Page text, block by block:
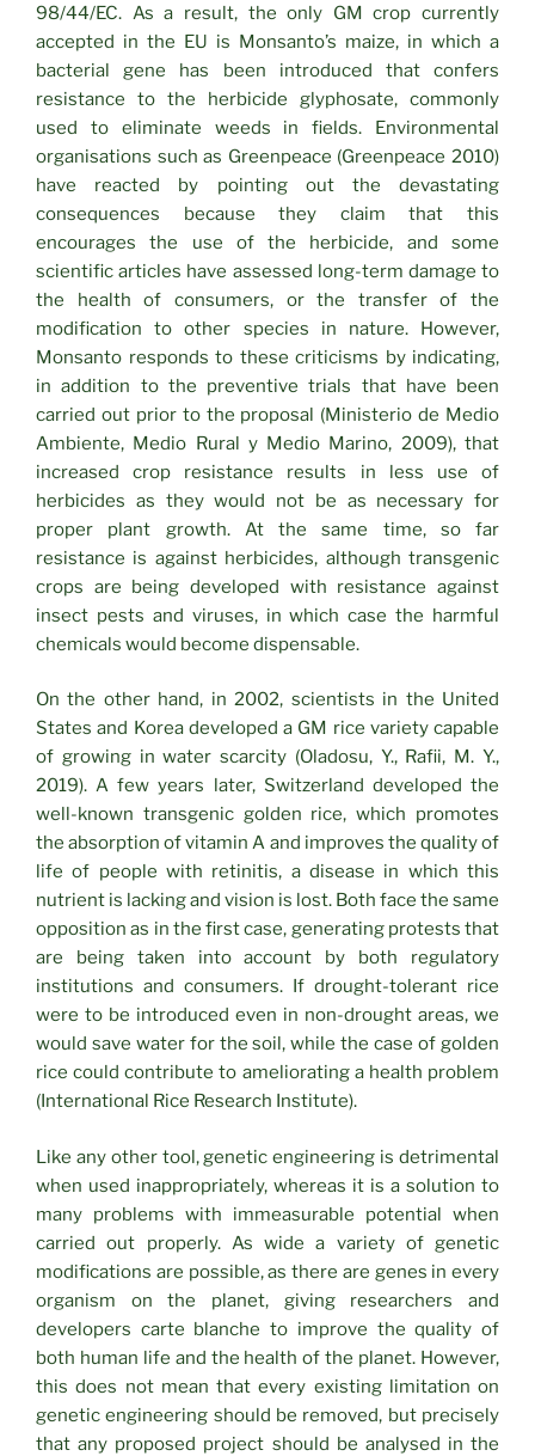
98/44/EC. As a result, the only GM crop currently
accepted in the EU is Monsanto’s maize, in which a
bacterial gene has been introduced that confers
resistance to the herbicide glyphosate, commonly
used to eliminate weeds in fields. Environmental
organisations such as Greenpeace (Greenpeace 2010)
have reacted by pointing out the devastating
consequences because they claim that this
encourages the use of the herbicide, and some
scientific articles have assessed long-term damage to
the health of consumers, or the transfer of the
modification to other species in nature. However,
Monsanto responds to these criticisms by indicating,
in addition to the preventive trials that have been
carried out prior to the proposal (Ministerio de Medio
Ambiente, Medio Rural y Medio Marino, 2009), that
increased crop resistance results in less use of
herbicides as they would not be as necessary for
proper plant growth. At the same time, so far
resistance is against herbicides, although transgenic
crops are being developed with resistance against
insect pests and viruses, in which case the harmful
chemicals would become dispensable.
On the other hand, in 2002, scientists in the United
States and Korea developed a GM rice variety capable
of growing in water scarcity (Oladosu, Y., Rafii, M. Y.,
2019). A few years later, Switzerland developed the
well-known transgenic golden rice, which promotes
the absorption of vitamin A and improves the quality of
life of people with retinitis, a disease in which this
nutrient is lacking and vision is lost. Both face the same
opposition as in the first case, generating protests that
are being taken into account by both regulatory
institutions and consumers. If drought-tolerant rice
were to be introduced even in non-drought areas, we
would save water for the soil, while the case of golden
rice could contribute to ameliorating a health problem
(International Rice Research Institute).
Like any other tool, genetic engineering is detrimental
when used inappropriately, whereas it is a solution to
many problems with immeasurable potential when
carried out properly. As wide a variety of genetic
modifications are possible, as there are genes in every
organism on the planet, giving researchers and
developers carte blanche to improve the quality of
both human life and the health of the planet. However,
this does not mean that every existing limitation on
genetic engineering should be removed, but precisely
that any proposed project should be analysed in the